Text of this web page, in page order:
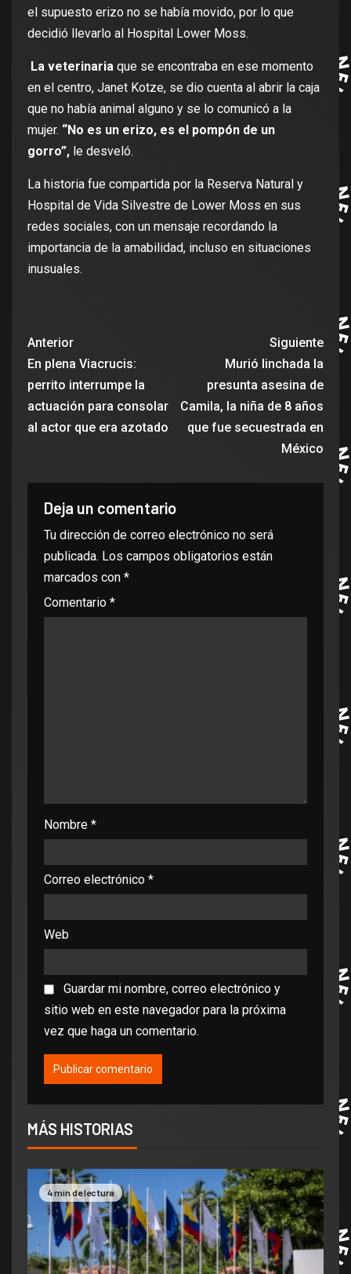
el supuesto erizo no se había movido, por lo que
decidió llevarlo al Hospital Lower Moss.
La veterinaria que se encontraba en ese momento
en el centro, Janet Kotze, se dio cuenta al abrir la caja
que no había animal alguno y se lo comunicó a la
mujer. “No es un erizo, es el pompón de un
gorro”, le desveló.
La historia fue compartida por la Reserva Natural y
Hospital de Vida Silvestre de Lower Moss en sus
redes sociales, con un mensaje recordando la
importancia de la amabilidad, incluso en situaciones
inusuales.
Anterior
En plena Viacrucis:
perrito interrumpe la
actuación para consolar
al actor que era azotado
Siguiente
Murió linchada la
presunta asesina de
Camila, la niña de 8 años
que fue secuestrada en
México
Deja un comentario
Tu dirección de correo electrónico no será
publicada. Los campos obligatorios están
marcados con *
Comentario *
Nombre *
Correo electrónico *
Web
Guardar mi nombre, correo electrónico y
sitio web en este navegador para la próxima
vez que haga un comentario.
MÁS HISTORIAS
4 min de lectura